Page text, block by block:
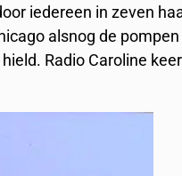
iedereen in zeven
alsnog de
Radio Caroline